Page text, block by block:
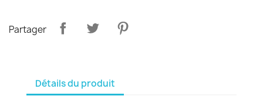
Partager
Détails du produit